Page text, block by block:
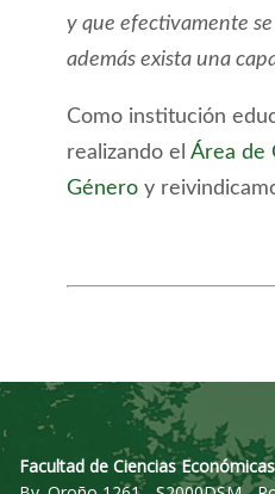
y que efectivamente
además exista una
Como institución
realizando el Área de
Género y
Facultad de Ciencias